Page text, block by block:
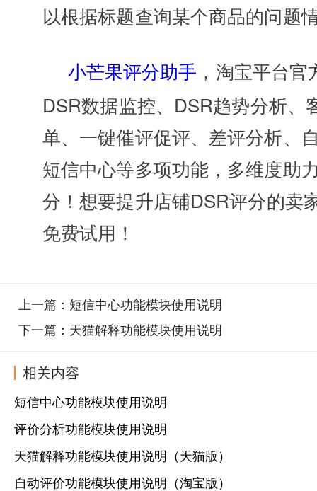
以根据标题查询某个商品的问题
小芒果评分助手 ，淘宝平台
DSR数据监控、DSR趋势分析、
单、一键催评促评、差评分析、
短信中心等多项功能，多维度助
分！想要提升店铺DSR评分的卖
免费试用！
上一篇： 短信中心功能模块使用说明
下一篇： 天猫解释功能模块使用说明
相关内容
短信中心功能模块使用说明
评价分析功能模块使用说明
天猫解释功能模块使用说明（天猫版）
自动评价功能模块使用说明（淘宝版）